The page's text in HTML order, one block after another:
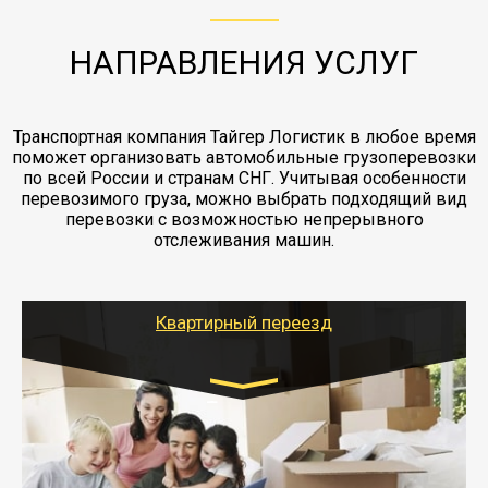
заканчивая выгрузкой в пункте получателя.
НАПРАВЛЕНИЯ УСЛУГ
Транспортная компания Тайгер Логистик в любое время
поможет организовать автомобильные грузоперевозки
по всей России и странам СНГ. Учитывая особенности
перевозимого груза, можно выбрать подходящий вид
перевозки с возможностью непрерывного
отслеживания машин.
Квартирный переезд
Газель: 1,5 и 3 тонны
от 5000 руб.